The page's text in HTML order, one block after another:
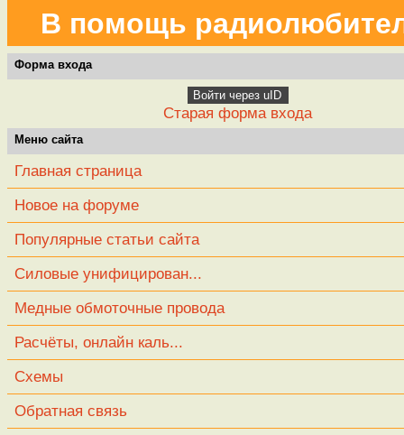
В помощь
Форма входа
Войти через uID
Старая форма входа
Меню сайта
Главная страница
Новое на форуме
Популярные статьи сайта
Силовые унифицирован...
Медные обмоточные провода
Расчёты, онлайн каль...
Схемы
Обратная связь